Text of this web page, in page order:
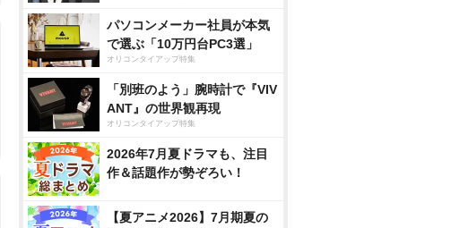
パソコンメーカー社員が本気
で選ぶ「10万円台PC3選」
オリコンタイアップ特集
「別班のよう」腕時計で『VIV
ANT』の世界観再現
オリコンタイアップ特集
2026年7月夏ドラマも、注目
作＆話題作が勢ぞろい！
【夏アニメ2026】7月期夏の